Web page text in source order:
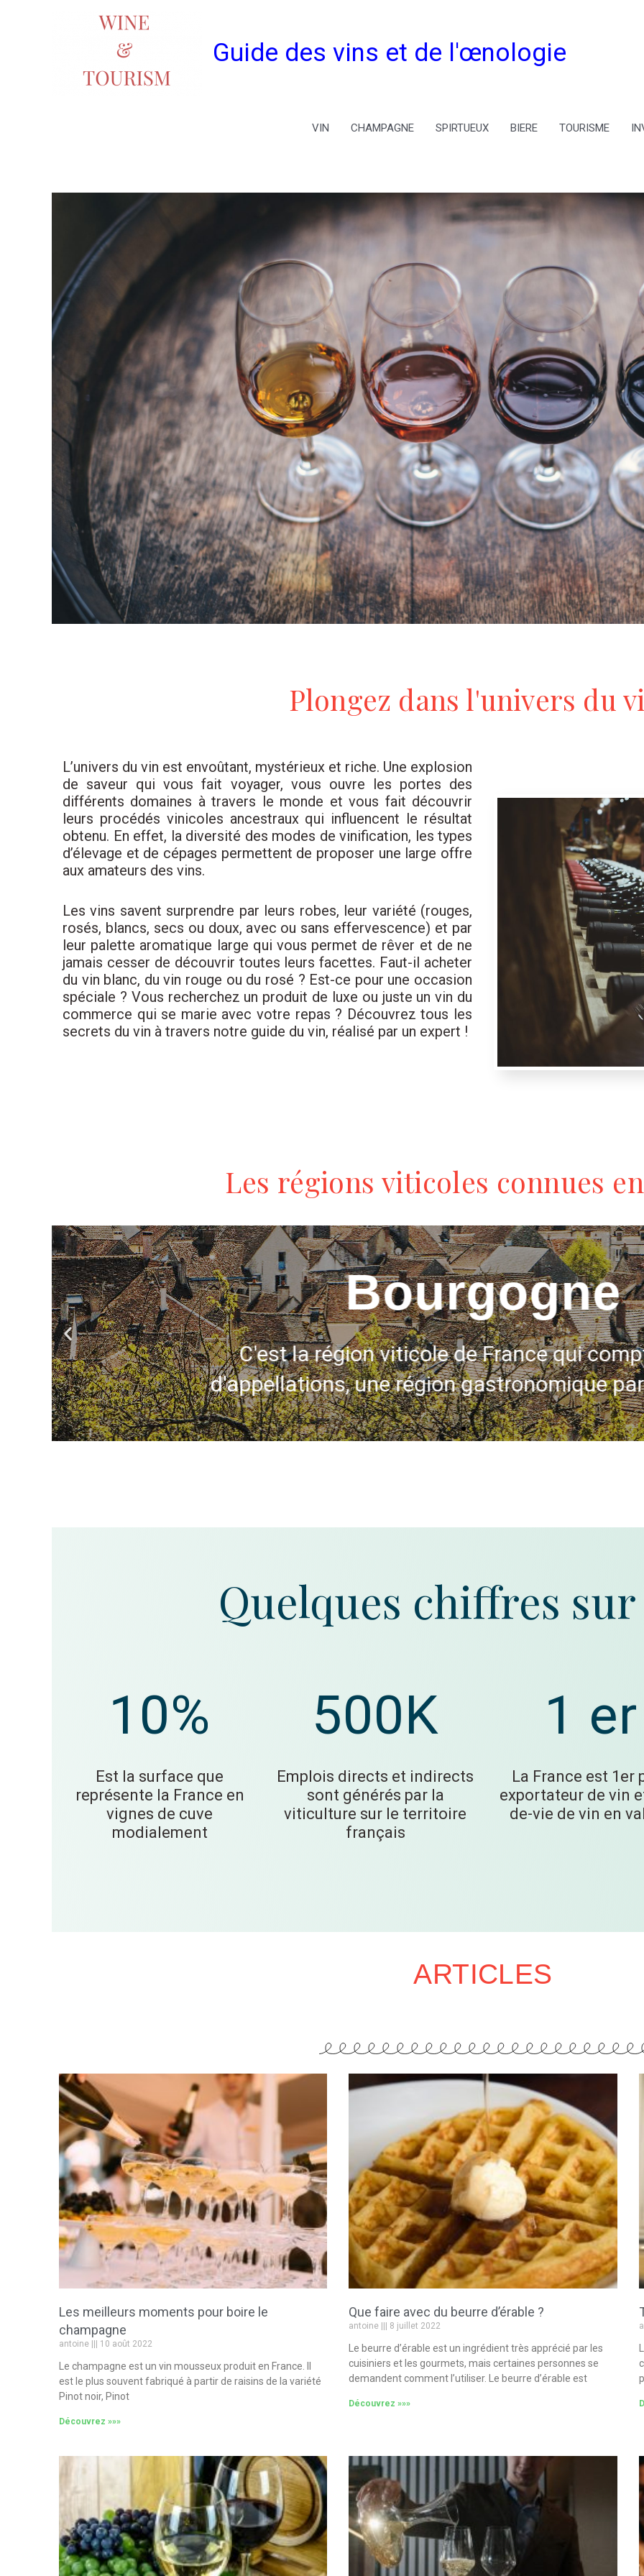
Guide des vins et de l'œnologie
VIN CHAMPAGNE SPIRTUEUX BIERE TOURISME
Plongez dans l'univers du
L’univers du vin est envoûtant, mystérieux et riche. Une explosion
de saveur qui vous fait voyager, vous ouvre les portes des
différents domaines à travers le monde et vous fait découvrir
leurs procédés vinicoles ancestraux qui influencent le résultat
obtenu. En effet, la diversité des modes de vinification, les types
d’élevage et de cépages permettent de proposer une large offre
aux amateurs des vins.
Les vins savent surprendre par leurs robes, leur variété (rouges,
rosés, blancs, secs ou doux, avec ou sans effervescence) et par
leur palette aromatique large qui vous permet de rêver et de ne
jamais cesser de découvrir toutes leurs facettes. Faut-il acheter
du vin blanc, du vin rouge ou du rosé ? Est-ce pour une occasion
spéciale ? Vous recherchez un produit de luxe ou juste un vin du
commerce qui se marie avec votre repas ? Découvrez tous les
secrets du vin à travers notre guide du vin, réalisé par un expert !
Les régions viticoles connues
Bourgogne
C'est la région viticole de France qui
d'appellations, une région gastronomique
Quelques chiffres
10%
Est la surface que
représente la France en
vignes de cuve
modialement
500K
Emplois directs et indirects
sont générés par la
viticulture sur le territoire
français
1 er
La France est 1er
exportateur de vin
de-vie de vin en
ARTICLES
Les meilleurs moments pour boire le
champagne
antoine 10 août 2022
Le champagne est un vin mousseux produit en France. Il
est le plus souvent fabriqué à partir de raisins de la variété
Pinot noir, Pinot
Découvrez »»»
Que faire avec du beurre d’érable ?
antoine 8 juillet 2022
Le beurre d’érable est un ingrédient très apprécié par les
cuisiniers et les gourmets, mais certaines personnes se
demandent comment l’utiliser. Le beurre d’érable est
Découvrez »»»